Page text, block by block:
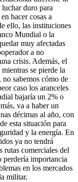
duro para
hacer cosas a
ello, las instituciones
Mundial o la
muy afectadas
a no
crisis. Además, el
se pierde la
sabemos cómo de
caso los aranceles
bajaría un 2% o
va a haber un
décimas al año, con
esta situación para
y la energía. En
ya no tendrá
rutas comerciales del
importancia
en los mercados
militar.